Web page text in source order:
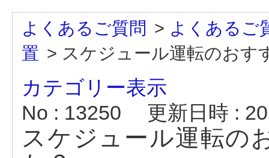
よくあるご質問 > よくあるご
置 > スケジュール運転のおす
カテゴリー表示
No : 13250
更新日時 :
スケジュール運転の